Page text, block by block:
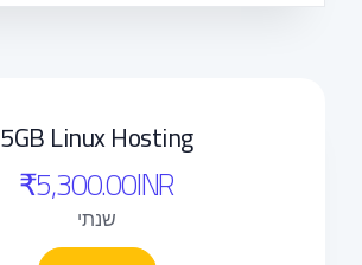
5GB Linux Hosting
₹5,300.00INR
שנתי